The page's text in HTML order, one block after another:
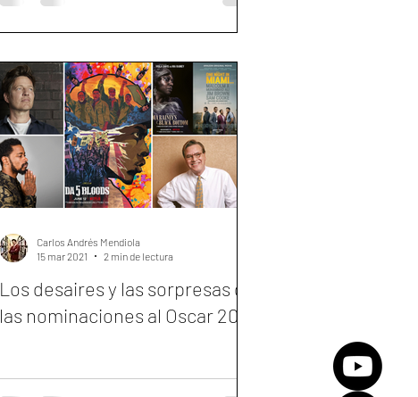
Los desaires y las sorpresas de
las nominaciones al Oscar 2021
Carlos Andrés Mendiola
15 mar 2021
2 min de lectura